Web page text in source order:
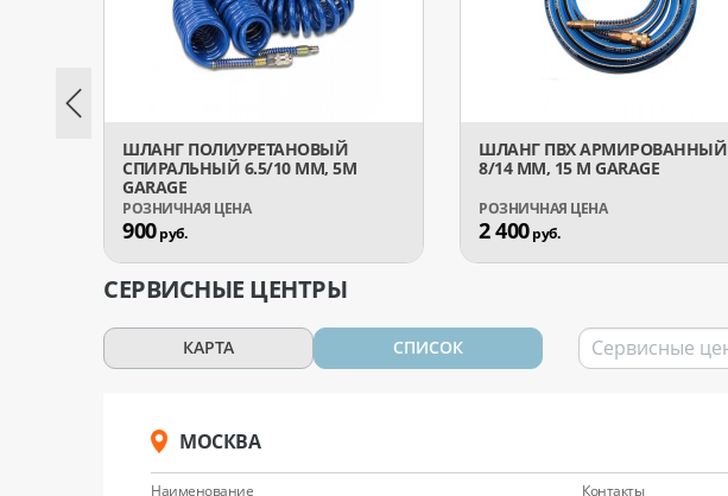
ШЛАНГ ПОЛИУРЕТАНОВЫЙ
СПИРАЛЬНЫЙ 6.5/10 ММ, 5М
GARAGE
900руб.
ШЛАНГ ПВХ АРМИРОВАННЫЙ
8/14 ММ, 15 М GARAGE
2 400руб.
СЕРВИСНЫЕ ЦЕНТРЫ
КАРТА СПИСОК
МОСКВА
Наименование Контакты